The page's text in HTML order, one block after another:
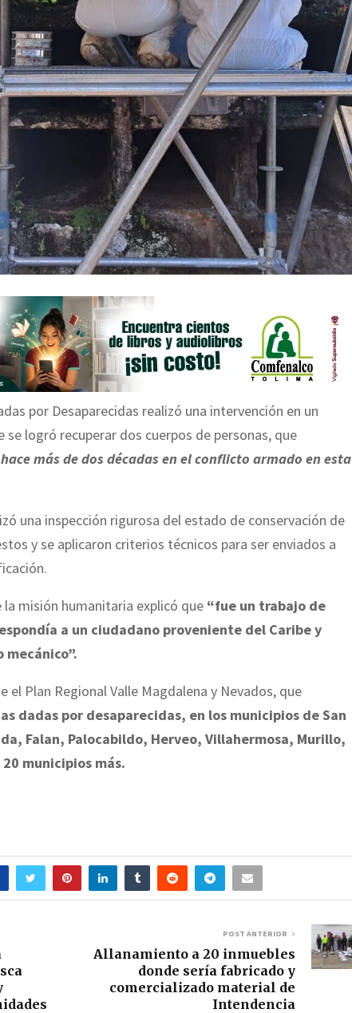
por Desaparecidas realizó una intervención en un
logró recuperar dos cuerpos de personas, que
más de dos décadas en el conflicto armado en esta
una inspección rigurosa del estado de conservación de
y se aplicaron criterios técnicos para ser enviados a
misión humanitaria explicó que “fue un trabajo de
a un ciudadano proveniente del Caribe y
el Plan Regional Valle Magdalena y Nevados, que
dadas por desaparecidas, en los municipios de San
Falan, Palocabildo, Herveo, Villahermosa, Murillo,
municipios más.
POST ANTERIOR
Allanamiento a 20 inmuebles
donde sería fabricado y
comercializado material de
Intendencia